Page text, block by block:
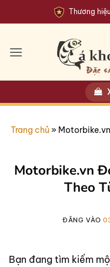
qua
dung
Thương
Trang chủ»
Motorbike.vn
Theo
ĐĂNG VÀO
Bạn đang tìm kiếm